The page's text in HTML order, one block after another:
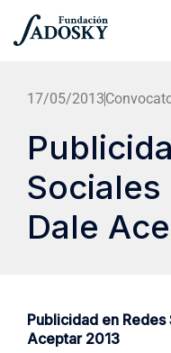
17/05/2013
Dale
Publicidad en
Aceptar 2013